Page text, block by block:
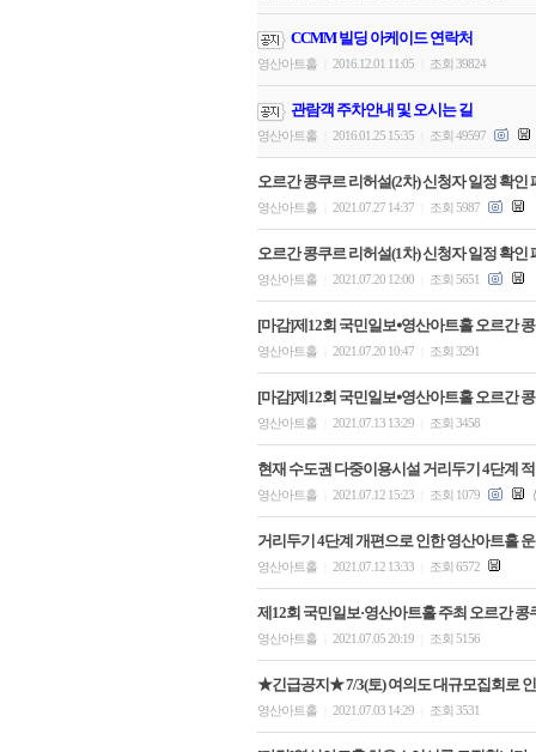
CCMM 빌딩 아케이드 연락처
영산아트홀 2016.12.01 11:05 조회 39824
관람객 주차안내 및 오시는 길
영산아트홀 2016.01.25 15:35 조회 49597
오르간 콩쿠르 리허설(2차) 신청자 일정 확인
영산아트홀 2021.07.27 14:37 조회 5987
오르간 콩쿠르 리허설(1차) 신청자 일정 확인
영산아트홀 2021.07.20 12:00 조회 5651
[마감]제12회 국민일보⦁영산아트홀 오르간
영산아트홀 2021.07.20 10:47 조회 3291
[마감]제12회 국민일보⦁영산아트홀 오르간
영산아트홀 2021.07.13 13:29 조회 3458
현재 수도권 다중이용시설 거리두기 4단계
영산아트홀 2021.07.12 15:23 조회 1079
거리두기 4단계 개편으로 인한 영산아트홀
영산아트홀 2021.07.12 13:33 조회 6572
제12회 국민일보·영산아트홀 주최 오르간 콩
영산아트홀 2021.07.05 20:19 조회 5156
★긴급공지★ 7/3(토) 여의도 대규모집회로
영산아트홀 2021.07.03 14:29 조회 3531